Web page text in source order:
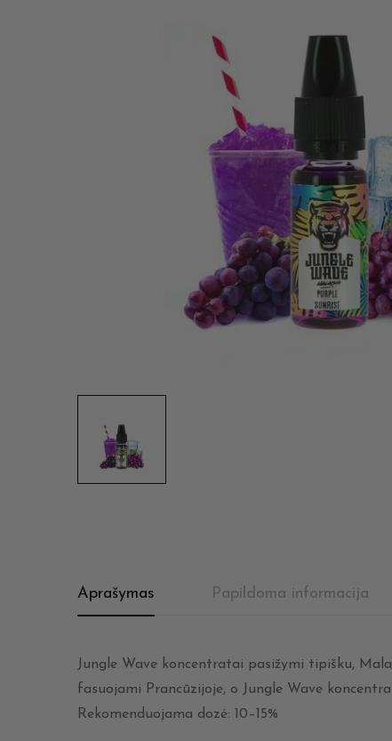
Aprašymas Papildoma informacija
Jungle Wave koncentratai pasižymi tipišku,
fasuojami Prancūzijoje, o Jungle Wave
Rekomenduojama dozė: 10–15%